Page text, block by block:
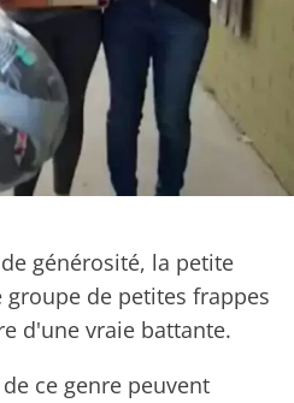
générosité, la petite
de petites frappes
d'une vraie battante.
ce genre peuvent